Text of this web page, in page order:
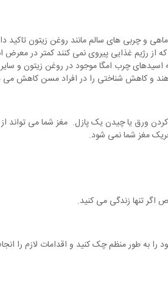
و چربی های سالم مانند روغن زیتون
غذایی پیروی نمی کنند کمتر در معرض
چرب امگا موجود در روغن زیتون و
و کاهش شناختی را در افراد مسن کاهش می
کردن ورق یا چیدن یک پازل. مغز شما می
مغز شما نمی شود.
اگر تنها زندگی می کنید.
طور منظم چک کنید و اقدامات لازم را